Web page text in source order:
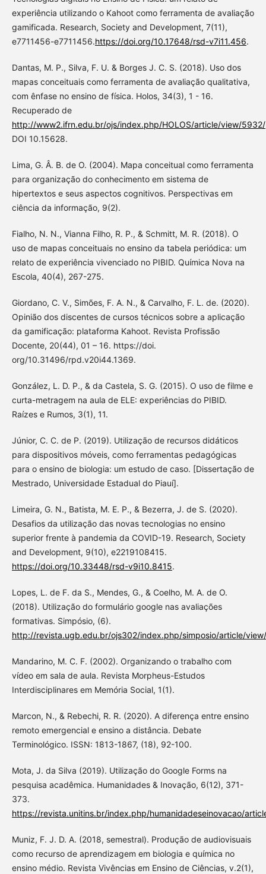
experiência utilizando o Kahoot como ferramenta de avaliação
gamificada. Research, Society and Development, 7(11),
e7711456-e7711456.https://doi.org/10.17648/rsd-v7i11.456.
Dantas, M. P., Silva, F. U. & Borges J. C. S. (2018). Uso dos
mapas conceituais como ferramenta de avaliação qualitativa,
com ênfase no ensino de física. Holos, 34(3), 1 - 16.
Recuperado de
http://www2.ifrn.edu.br/ojs/index.php/HOLOS/article/view/
DOI 10.15628.
Lima, G. Â. B. de O. (2004). Mapa conceitual como ferramenta
para organização do conhecimento em sistema de
hipertextos e seus aspectos cognitivos. Perspectivas em
ciência da informação, 9(2).
Fialho, N. N., Vianna Filho, R. P., & Schmitt, M. R. (2018). O
uso de mapas conceituais no ensino da tabela periódica: um
relato de experiência vivenciado no PIBID. Química Nova na
Escola, 40(4), 267-275.
Giordano, C. V., Simões, F. A. N., & Carvalho, F. L. de. (2020).
Opinião dos discentes de cursos técnicos sobre a aplicação
da gamificação: plataforma Kahoot. Revista Profissão
Docente, 20(44), 01 – 16. https://doi.
org/10.31496/rpd.v20i44.1369.
González, L. D. P., & da Castela, S. G. (2015). O uso de filme e
curta-metragem na aula de ELE: experiências do PIBID.
Raízes e Rumos, 3(1), 11.
Júnior, C. C. de P. (2019). Utilização de recursos didáticos
para dispositivos móveis, como ferramentas pedagógicas
para o ensino de biologia: um estudo de caso. [Dissertação de
Mestrado, Universidade Estadual do Piauí].
Limeira, G. N., Batista, M. E. P., & Bezerra, J. de S. (2020).
Desafios da utilização das novas tecnologias no ensino
superior frente à pandemia da COVID-19. Research, Society
and Development, 9(10), e2219108415.
https://doi.org/10.33448/rsd-v9i10.8415.
Lopes, L. de F. da S., Mendes, G., & Coelho, M. A. de O.
(2018). Utilização do formulário google nas avaliações
formativas. Simpósio, (6).
http://revista.ugb.edu.br/ojs302/index.php/simposio/article/
Mandarino, M. C. F. (2002). Organizando o trabalho com
vídeo em sala de aula. Revista Morpheus-Estudos
Interdisciplinares em Memória Social, 1(1).
Marcon, N., & Rebechi, R. R. (2020). A diferença entre ensino
remoto emergencial e ensino a distância. Debate
Terminológico. ISSN: 1813-1867, (18), 92-100.
Mota, J. da Silva (2019). Utilização do Google Forms na
pesquisa acadêmica. Humanidades & Inovação, 6(12), 371-
373.
https://revista.unitins.br/index.php/humanidadeseinovacao/
Muniz, F. J. D. A. (2018, semestral). Produção de audiovisuais
como recurso de aprendizagem em biologia e química no
ensino médio. Revista Vivências em Ensino de Ciências, v.2(1),